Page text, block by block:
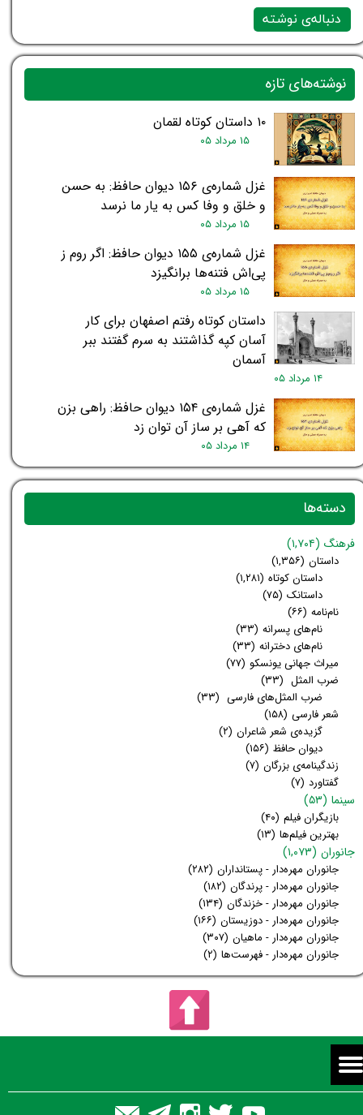
دنباله‌ی نوشته
۱۰ داستان کوتاه لقمان
۱۵ مرداد ۰۵
غزل شماره‌ی ۱۵۶ دیوان حافظ: به حسن
و خلق و وفا کس به یار ما نرسد
۱۵ مرداد ۰۵
غزل شماره‌ی ۱۵۵ دیوان حافظ: اگر روم ز
پی‌اش فتنه‌ها برانگیزد
۱۵ مرداد ۰۵
داستان کوتاه رفتم اصفهان برای کار
آسان کپه گذاشتند به سرم گفتند ببر
آسمان
۱۴ مرداد ۰۵
غزل شماره‌ی ۱۵۴ دیوان حافظ: راهی بزن
که آهی بر ساز آن توان زد
۱۴ مرداد ۰۵
نوشته‌های تازه
دسته‌ها
فرهنگ (۱,۷۰۴)
داستان (۱,۳۵۶)
داستان کوتاه (۱,۲۸۱)
داستانک (۷۵)
نام‌نامه (۶۶)
نام‌های پسرانه (۳۳)
نام‌های دخترانه (۳۳)
میراث جهانی یونسکو (۷۷)
ضرب المثل (۳۳)
ضرب المثل‌های فارسی (۳۳)
شعر فارسی (۱۵۸)
گزیده‌ی شعر شاعران (۲)
دیوان حافظ (۱۵۶)
زندگینامه‌ی بزرگان (۷)
گفتاورد (۷)
سینما (۵۳)
بازیگران فیلم (۴۰)
بهترین فیلم‌ها (۱۳)
جانوران (۱,۰۷۳)
جانوران مهره‌دار - پستانداران (۲۸۲)
جانوران مهره‌دار - پرندگان (۱۸۲)
جانوران مهره‌دار - خزندگان (۱۳۴)
جانوران مهره‌دار - دوزیستان (۱۶۶)
جانوران مهره‌دار - ماهیان (۳۰۷)
جانوران مهره‌دار - فهرست‌ها (۲)